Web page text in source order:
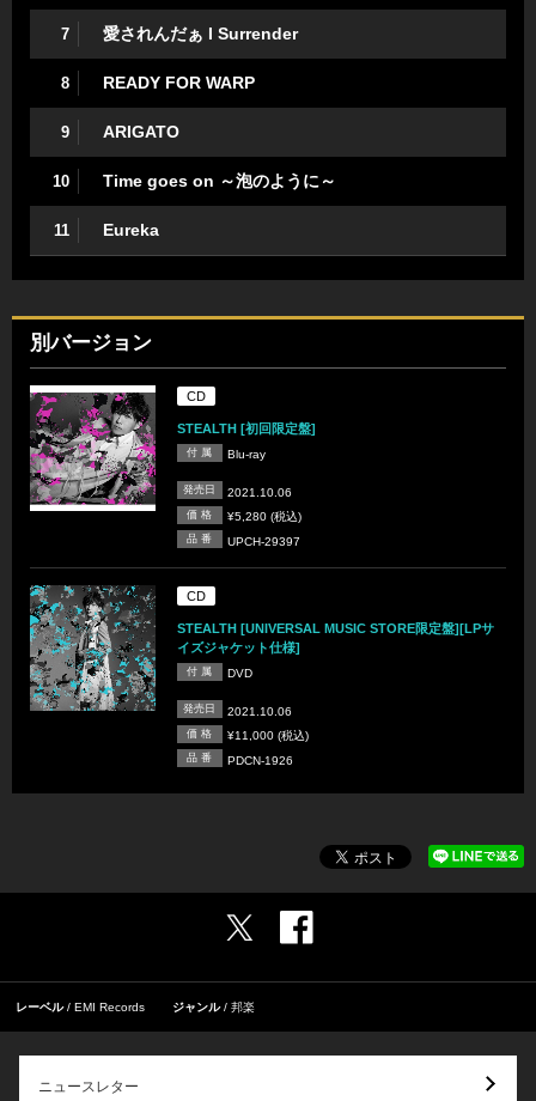
7 愛されんだぁ I Surrender
8 READY FOR WARP
9 ARIGATO
10 Time goes on ～泡のように～
11 Eureka
別バージョン
CD
STEALTH [初回限定盤]
付 属 Blu-ray
発売日 2021.10.06
価 格 ¥5,280 (税込)
品 番 UPCH-29397
CD
STEALTH [UNIVERSAL MUSIC STORE限定盤][LPサ
イズジャケット仕様]
付 属 DVD
発売日 2021.10.06
価 格 ¥11,000 (税込)
品 番 PDCN-1926
レーベル EMI Records ジャンル 邦楽
ニュースレター